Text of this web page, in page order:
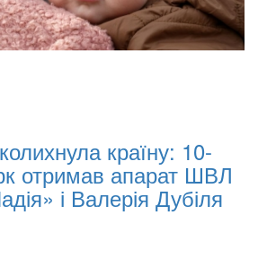
країну: 10-
отримав апарат ШВЛ
і Валерія Дубіля